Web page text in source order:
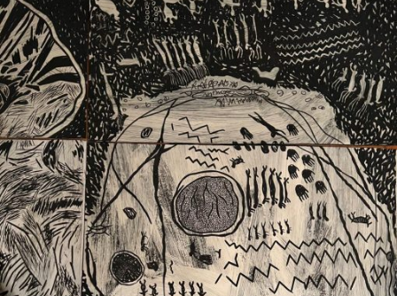
Configuración de cookies
Universidad de los Andes | Vigilada Mineducación.
Reconocimiento como universidad: Decreto 1297 del 30
de mayo de 1964. Reconocimiento de personería jurídica:
Resolución 28 del 23 de febrero de 1949, Minjusticia.
Acreditación institucional de alta calidad, 10 años:
Resolución 000194 del 16 de enero del 2025.
Ext. 2626
Posgrados
Ext. 4925
Educación
Continua
Ext. 4795